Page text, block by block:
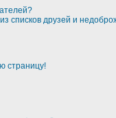
списков друзей и
страницу!